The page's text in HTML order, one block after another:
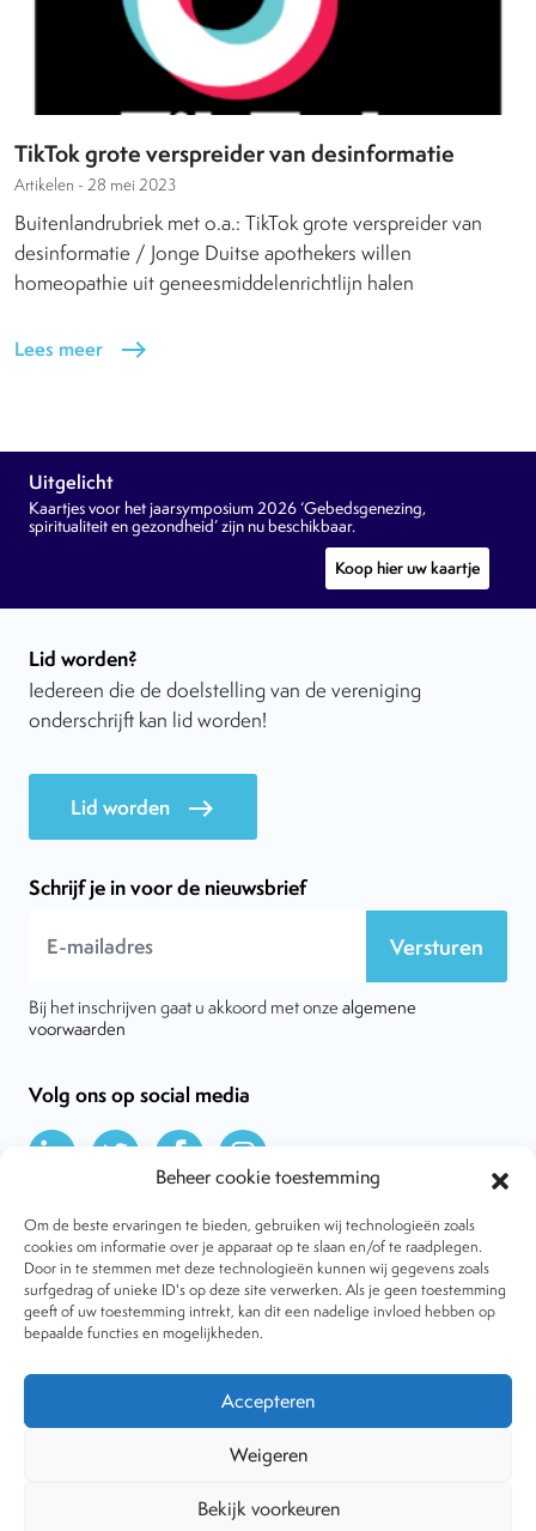
Beheer cookie toestemming
Om de beste ervaringen te bieden, gebruiken wij technologieën zoals
cookies om informatie over je apparaat op te slaan en/of te raadplegen.
Door in te stemmen met deze technologieën kunnen wij gegevens zoals
surfgedrag of unieke ID's op deze site verwerken. Als je geen toestemming
geeft of uw toestemming intrekt, kan dit een nadelige invloed hebben op
bepaalde functies en mogelijkheden.
Accepteren
Weigeren
Bekijk voorkeuren
TikTok grote verspreider van desinformatie
Artikelen - 28 mei 2023
Buitenlandrubriek met o.a.: TikTok grote verspreider van
desinformatie / Jonge Duitse apothekers willen
homeopathie uit geneesmiddelenrichtlijn halen
Lees meer east
Uitgelicht
Kaartjes voor het jaarsymposium 2026 ‘Gebedsgenezing,
spiritualiteit en gezondheid’ zijn nu beschikbaar.
Koop hier uw kaartje
Lid worden?
Iedereen die de doelstelling van de vereniging
onderschrijft kan lid worden!
Lid worden east
Schrijf je in voor de nieuwsbrief
Versturen
Bij het inschrijven gaat u akkoord met onze algemene
voorwaarden
Volg ons op social media
Over VtdK
Contact
Nieuws
Behandelwijzen
Dossiers
Tijdschrift
Copyright © 2001-2026 Vereniging tegen de Kwakzalverij. Alle